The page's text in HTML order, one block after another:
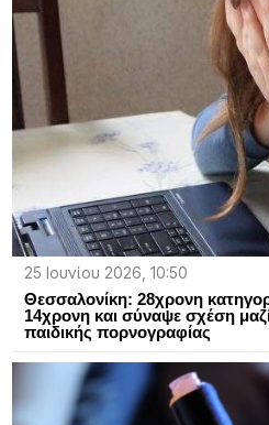
25 Ιουνίου 2026, 10:50
Θεσσαλονίκη: 28χρονη
14χρονη και σύναψε σχέση
παιδικής πορνογραφίας